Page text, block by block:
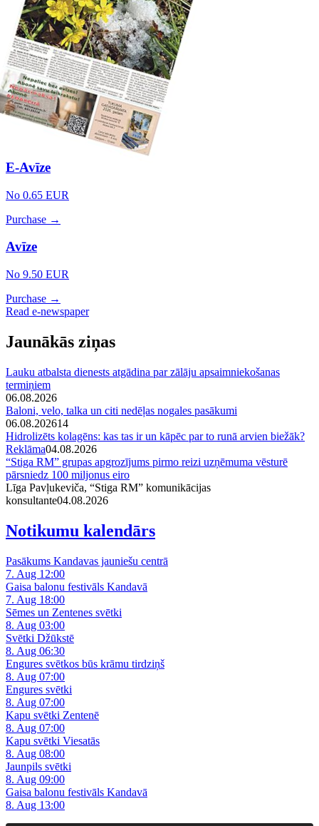
E-Avīze
No 0.65 EUR
Purchase →
Avīze
No 9.50 EUR
Purchase →
Read e-newspaper
Jaunākās ziņas
Lauku atbalsta dienests atgādina par zālāju apsaimniekošanas
termiņiem
06.08.2026
Baloni, velo, talka un citi nedēļas nogales pasākumi
06.08.202614
Hidrolizēts kolagēns: kas tas ir un kāpēc par to runā arvien biežāk?
Reklāma04.08.2026
“Stiga RM” grupas apgrozījums pirmo reizi uzņēmuma vēsturē
pārsniedz 100 miljonus eiro
Līga Pavļukeviča, “Stiga RM” komunikācijas
konsultante04.08.2026
Notikumu kalendārs
Pasākums Kandavas jauniešu centrā
7. Aug 12:00
Gaisa balonu festivāls Kandavā
7. Aug 18:00
Sēmes un Zentenes svētki
8. Aug 03:00
Svētki Džūkstē
8. Aug 06:30
Engures svētkos būs krāmu tirdziņš
8. Aug 07:00
Engures svētki
8. Aug 07:00
Kapu svētki Zentenē
8. Aug 07:00
Kapu svētki Viesatās
8. Aug 08:00
Jaunpils svētki
8. Aug 09:00
Gaisa balonu festivāls Kandavā
8. Aug 13:00